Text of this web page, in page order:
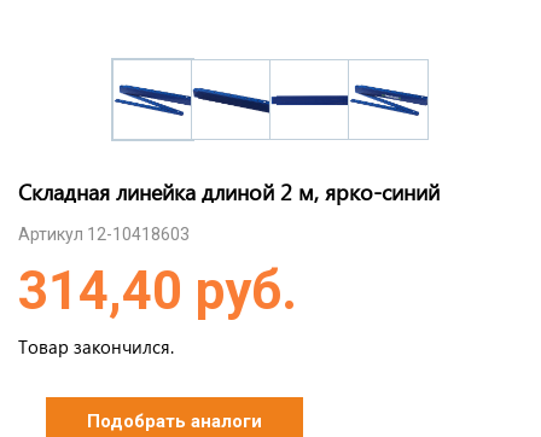
Складная линейка длиной 2 м, ярко-синий
Артикул 12-10418603
314,40 руб.
Товар закончился.
Подобрать аналоги